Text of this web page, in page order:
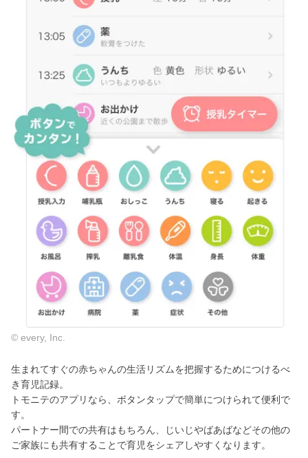
© every, Inc.
生まれてすぐの赤ちゃんの生活リズムを把握するためにつけるべ
き育児記録。
トモニテのアプリなら、ボタンタップで簡単につけられて便利で
す。
パートナー間での共有はもちろん、じいじやばあばなどその他の
ご家族にも共有することで育児をシェアしやすくなります。